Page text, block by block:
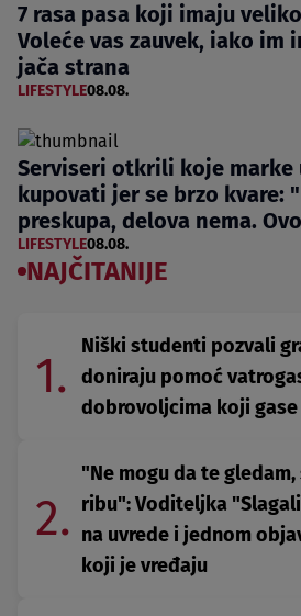
7 rasa pasa koji imaju
Voleće vas zauvek, iako
jača strana
LIFESTYLE08.08.
Serviseri otkrili koje marke
kupovati jer se brzo kvare:
preskupa, delova nema.
LIFESTYLE08.08.
NAJČITANIJE
1.
Niški studenti pozvali
doniraju pomoć
dobrovoljcima koji
2.
"Ne mogu da te
ribu": Voditeljka
na uvrede i jednom
koji je vređaju